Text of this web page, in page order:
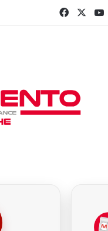
Facebook